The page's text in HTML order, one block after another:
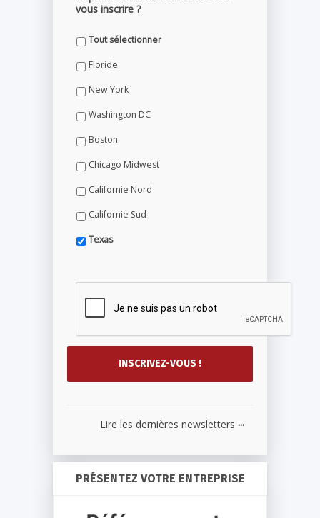
vous inscrire ?
Tout sélectionner
Floride
New York
Washington DC
Boston
Chicago Midwest
Californie Nord
Californie Sud
Texas
Lire les dernières newsletters ...
PRÉSENTEZ VOTRE ENTREPRISE